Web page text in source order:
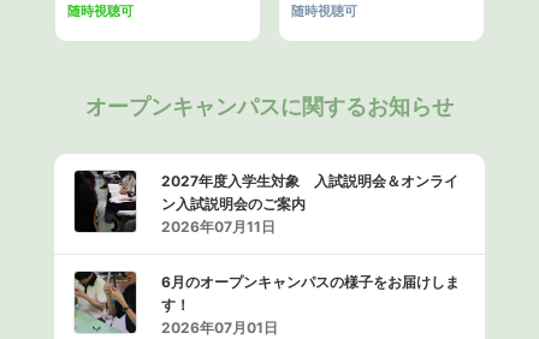
随時視聴可 随時視聴可
オープンキャンパスに関するお知らせ
2027年度入学生対象 入試説明会＆オンライ
ン入試説明会のご案内
2026年07月11日
6月のオープンキャンパスの様子をお届けしま
す！
2026年07月01日